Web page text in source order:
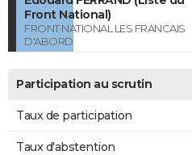
Front National)
FRONT NATIONAL LES FRANCAIS
D'ABORD
Participation au scrutin
Taux de participation
Taux d'abstention